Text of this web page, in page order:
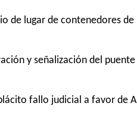
de lugar de contenedores de
y señalización del
fallo judicial a favor de